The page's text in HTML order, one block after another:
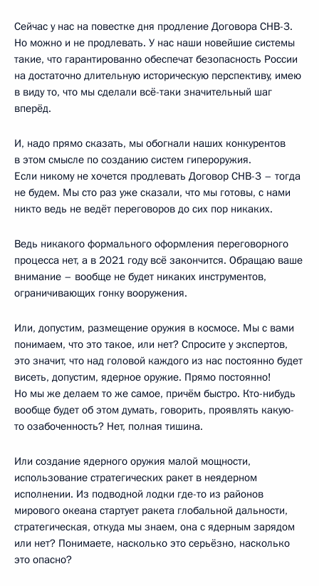
Сейчас у нас на повестке дня продление Договора СНВ-3.
Но можно и не продлевать. У нас наши новейшие системы
такие, что гарантированно обеспечат безопасность России
на достаточно длительную историческую перспективу, имею
в виду то, что мы сделали всё-таки значительный шаг
вперёд.
И, надо прямо сказать, мы обогнали наших конкурентов
в этом смысле по созданию систем гипероружия.
Если никому не хочется продлевать Договор СНВ-3 – тогда
не будем. Мы сто раз уже сказали, что мы готовы, с нами
никто ведь не ведёт переговоров до сих пор никаких.
Ведь никакого формального оформления переговорного
процесса нет, а в 2021 году всё закончится. Обращаю ваше
внимание – вообще не будет никаких инструментов,
ограничивающих гонку вооружения.
Или, допустим, размещение оружия в космосе. Мы с вами
понимаем, что это такое, или нет? Спросите у экспертов,
это значит, что над головой каждого из нас постоянно будет
висеть, допустим, ядерное оружие. Прямо постоянно!
Но мы же делаем то же самое, причём быстро. Кто-нибудь
вообще будет об этом думать, говорить, проявлять какую-
то озабоченность? Нет, полная тишина.
Или создание ядерного оружия малой мощности,
использование стратегических ракет в неядерном
исполнении. Из подводной лодки где-то из районов
мирового океана стартует ракета глобальной дальности,
стратегическая, откуда мы знаем, она с ядерным зарядом
или нет? Понимаете, насколько это серьёзно, насколько
это опасно?